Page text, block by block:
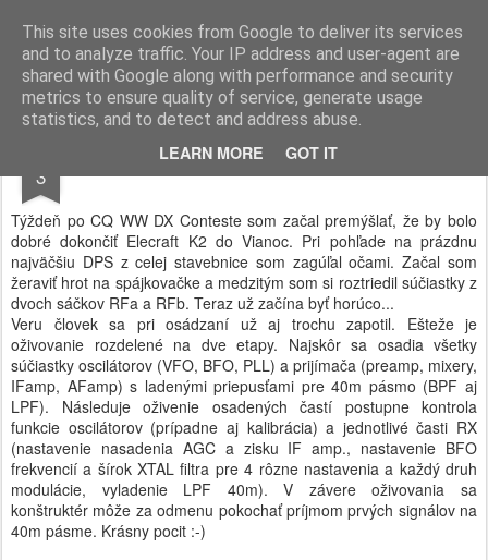
This site uses cookies from Google to deliver its services
and to analyze traffic. Your IP address and user-agent are
shared with Google along with performance and security
metrics to ensure quality of service, generate usage
statistics, and to detect and address abuse.
LEARN MORE GOT IT
OM4AA blog For fresh news follow me on Google+: http://www.google.com/profiles/zoliqe [Sledujte ma na Google+]
3 K2 - RF Board
Týždeň po CQ WW DX Conteste som začal premýšlať, že by bolo
dobré dokončiť Elecraft K2 do Vianoc. Pri pohľade na prázdnu
najväčšiu DPS z celej stavebnice som zagúľal očami. Začal som
žeraviť hrot na spájkovačke a medzitým som si roztriedil súčiastky z
dvoch sáčkov RFa a RFb. Teraz už začína byť horúco...
Veru človek sa pri osádzaní už aj trochu zapotil. Ešteže je
oživovanie rozdelené na dve etapy. Najskôr sa osadia všetky
súčiastky oscilátorov (VFO, BFO, PLL) a prijímača (preamp, mixery,
IFamp, AFamp) s ladenými priepusťami pre 40m pásmo (BPF aj
LPF). Následuje oživenie osadených častí postupne kontrola
funkcie oscilátorov (prípadne aj kalibrácia) a jednotlivé časti RX
(nastavenie nasadenia AGC a zisku IF amp., nastavenie BFO
frekvencií a šírok XTAL filtra pre 4 rôzne nastavenia a každý druh
modulácie, vyladenie LPF 40m). V závere oživovania sa
konštruktér môže za odmenu pokochať príjmom prvých signálov na
40m pásme. Krásny pocit :-)